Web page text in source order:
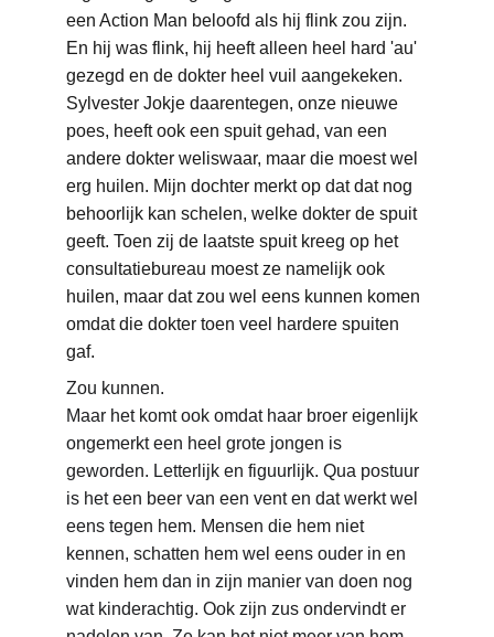
een Action Man beloofd als hij flink zou zijn.
En hij was flink, hij heeft alleen heel hard 'au'
gezegd en de dokter heel vuil aangekeken.
Sylvester Jokje daarentegen, onze nieuwe
poes, heeft ook een spuit gehad, van een
andere dokter weliswaar, maar die moest wel
erg huilen. Mijn dochter merkt op dat dat nog
behoorlijk kan schelen, welke dokter de spuit
geeft. Toen zij de laatste spuit kreeg op het
consultatiebureau moest ze namelijk ook
huilen, maar dat zou wel eens kunnen komen
omdat die dokter toen veel hardere spuiten
gaf.
Zou kunnen.
Maar het komt ook omdat haar broer eigenlijk
ongemerkt een heel grote jongen is
geworden. Letterlijk en figuurlijk. Qua postuur
is het een beer van een vent en dat werkt wel
eens tegen hem. Mensen die hem niet
kennen, schatten hem wel eens ouder in en
vinden hem dan in zijn manier van doen nog
wat kinderachtig. Ook zijn zus ondervindt er